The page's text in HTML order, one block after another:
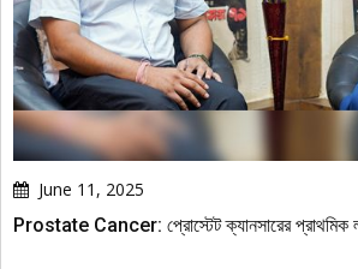
June 11, 2025
Prostate Cancer: প্রোস্টেট ক্যানসারের প্রাথমিক